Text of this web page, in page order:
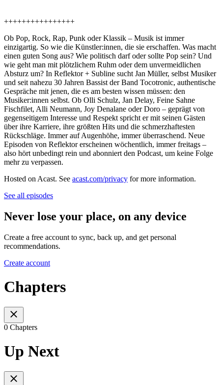
++++++++++++++++
Ob Pop, Rock, Rap, Punk oder Klassik – Musik ist immer
einzigartig. So wie die Künstler:innen, die sie erschaffen. Was macht
einen guten Song aus? Wie politisch darf oder sollte Pop sein? Und
wie geht man mit plötzlichem Ruhm oder dem unvermeidlichen
Absturz um? In Reflektor + Subline sucht Jan Müller, selbst Musiker
und seit nahezu 30 Jahren Bassist der Band Tocotronic, authentische
Gespräche mit jenen, die es am besten wissen müssen: den
Musiker:innen selbst. Ob Olli Schulz, Jan Delay, Feine Sahne
Fischfilet, Alli Neumann, Joy Denalane oder Doro – geprägt von
gegenseitigem Interesse und Respekt spricht er mit seinen Gästen
über ihre Karriere, ihre größten Hits und die schmerzhaftesten
Rückschläge. Immer auf Augenhöhe, immer überraschend. Neue
Episoden von Reflektor erscheinen wöchentlich, immer freitags –
also hört unbedingt rein und abonniert den Podcast, um keine Folge
mehr zu verpassen.
Hosted on Acast. See acast.com/privacy for more information.
See all episodes
Never lose your place, on any device
Create a free account to sync, back up, and get personal
recommendations.
Create account
Chapters
0 Chapters
Up Next